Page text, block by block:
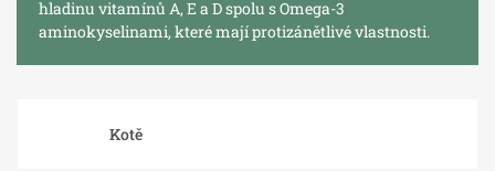
hladinu vitamínů A, E a D spolu s Omega-3
aminokyselinami, které mají protizánětlivé vlastnosti.
Kotě